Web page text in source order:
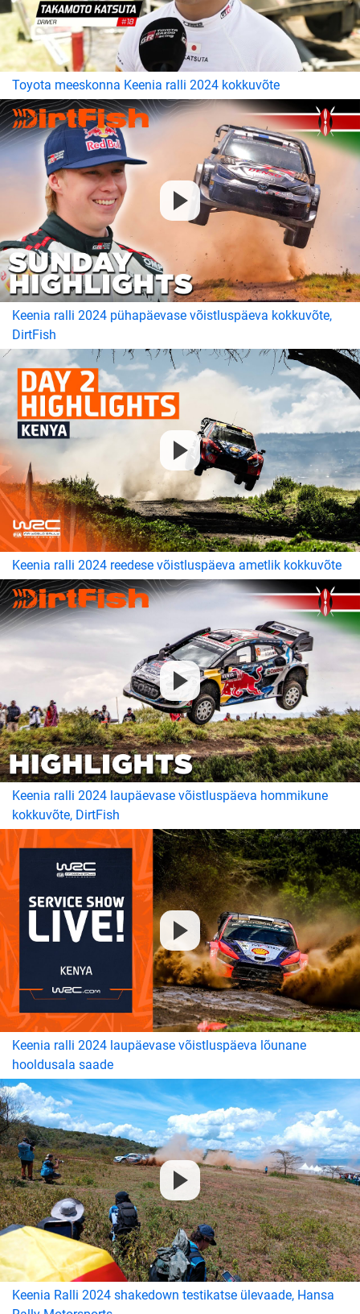
Toyota meeskonna Keenia ralli 2024 kokkuvõte
Keenia ralli 2024 pühapäevase võistluspäeva kokkuvõte,
DirtFish
Keenia ralli 2024 reedese võistluspäeva ametlik kokkuvõte
Keenia ralli 2024 laupäevase võistluspäeva hommikune
kokkuvõte, DirtFish
Keenia ralli 2024 laupäevase võistluspäeva lõunane
hooldusala saade
Keenia Ralli 2024 shakedown testikatse ülevaade, Hansa